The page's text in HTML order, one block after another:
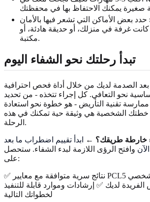
حدد بعض الأماكن التي تشعر فيها بالأمان
كانت غرفة في منزلك، أو حديقة هادئة، أو
مكتبة.
تبدأ رحلتك نحو الشفاء اليوم
الصدمة لديك من خلال أداة فحص احترافية
نحو التعافي. كل إجراء تتخذه - من تحديد
تقنية التأريض - هو خطوة نحو استعادة
خطتك الشخصية هي وثيقة حية تمكنك في هذه
الرحلة.
خارطة طريقك؟ ←
ابدأ تقييم اضطراب ما بعد
وافتح الرؤى اللازمة لبدء الشفاء. ستحصل
على:
✅ نتائج سرية متوافقة مع معايير PCL5 السريرية ✅ تحليل شخصي
لديك ✅ إرشادات وموارد قابلة للتنفيذ
لخطواتك التالية